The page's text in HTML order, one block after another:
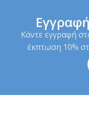
Κάντε εγγραφή
έκπτωση 10%